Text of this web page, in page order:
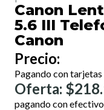
Canon
5.6 III
Canon
Precio:
Pagando con tarjetas
Oferta:
pagando con